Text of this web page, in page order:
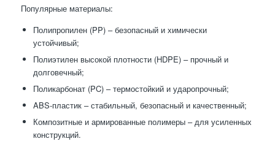
Популярные материалы:
Полипропилен (PP) – безопасный и химически
устойчивый;
Полиэтилен высокой плотности (HDPE) – прочный и
долговечный;
Поликарбонат (PC) – термостойкий и ударопрочный;
ABS-пластик – стабильный, безопасный и качественный;
Композитные и армированные полимеры – для усиленных
конструкций.